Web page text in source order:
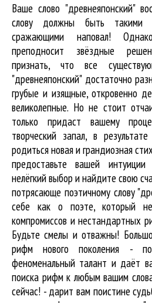
Ваше слово "древнеяпонский"
слову должны быть такими
сражающими наповал!
преподносит звёздные
признать, что все
"древнеяпонский" достаточно
грубые и изящные, откровенно
великолепные. Но не стоит
только придаст вашему
творческий запал, в
родиться новая и грандиозная
предоставьте вашей
нелёгкий выбор и найдите свою
потрясающе поэтичному слову
себе как о поэте, который
компромиссов и нестандартных
Будьте смелы и отважны!
рифм нового поколения -
феноменальный талант и даёт
поиска рифмк любым вашим
сейчас! - дарит вам поистине